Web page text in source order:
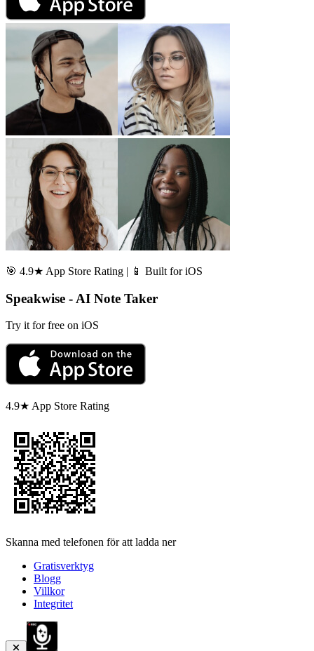
🎯 4.9★ App Store Rating | 📱 Built for iOS
Speakwise - AI Note Taker
Try it for free on iOS
4.9★ App Store Rating
Skanna med telefonen för att ladda ner
Gratisverktyg
Blogg
Villkor
Integritet